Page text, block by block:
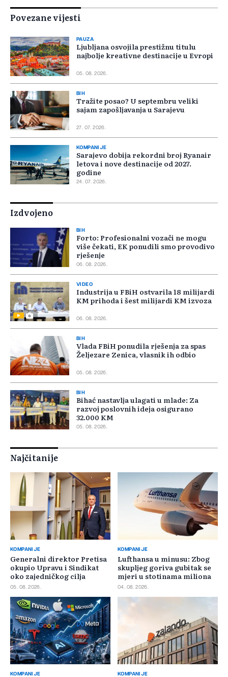
Povezane vijesti
PAUZA
Ljubljana osvojila prestižnu titulu
najbolje kreativne destinacije u Evropi
05. 08. 2026.
BIH
Tražite posao? U septembru veliki
sajam zapošljavanja u Sarajevu
27. 07. 2026.
KOMPANIJE
Sarajevo dobija rekordni broj Ryanair
letova i nove destinacije od 2027.
godine
24. 07. 2026.
Izdvojeno
BIH
Forto: Profesionalni vozači ne mogu
više čekati, EK ponudili smo provodivo
rješenje
06. 08. 2026.
VIDEO
Industrija u FBiH ostvarila 18 milijardi
KM prihoda i šest milijardi KM izvoza
06. 08. 2026.
BIH
Vlada FBiH ponudila rješenja za spas
Željezare Zenica, vlasnik ih odbio
05. 08. 2026.
BIH
Bihać nastavlja ulagati u mlade: Za
razvoj poslovnih ideja osigurano
32.000 KM
05. 08. 2026.
Najčitanije
KOMPANIJE
Generalni direktor Pretisa
okupio Upravu i Sindikat
oko zajedničkog cilja
05. 08. 2026.
KOMPANIJE
Lufthansa u minusu: Zbog
skupljeg goriva gubitak se
mjeri u stotinama miliona
04. 08. 2026.
KOMPANIJE KOMPANIJE